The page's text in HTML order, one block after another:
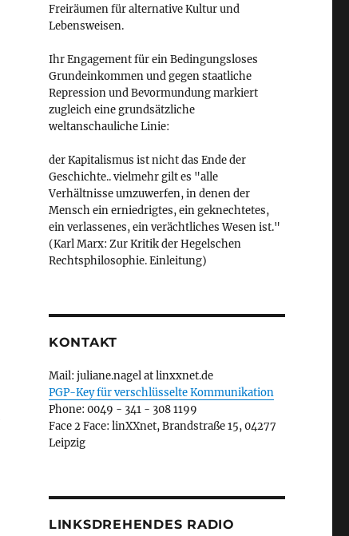
Freiräumen für alternative Kultur und
Lebensweisen.
Ihr Engagement für ein Bedingungsloses
Grundeinkommen und gegen staatliche
Repression und Bevormundung markiert
zugleich eine grundsätzliche
weltanschauliche Linie:
der Kapitalismus ist nicht das Ende der
Geschichte.. vielmehr gilt es "alle
Verhältnisse umzuwerfen, in denen der
Mensch ein erniedrigtes, ein geknechtetes,
ein verlassenes, ein verächtliches Wesen ist."
(Karl Marx: Zur Kritik der Hegelschen
Rechtsphilosophie. Einleitung)
KONTAKT
Mail: juliane.nagel at linxxnet.de
PGP-Key für verschlüsselte Kommunikation
Phone: 0049 - 341 - 308 1199
Face 2 Face: linXXnet, Brandstraße 15, 04277
Leipzig
LINKSDREHENDES RADIO